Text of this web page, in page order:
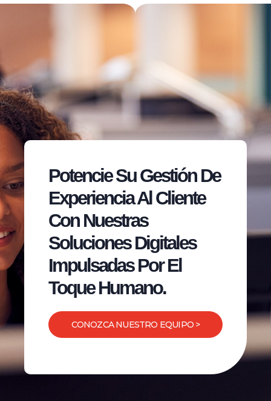
Potencie Su Gestión De
Experiencia Al Cliente
Con Nuestras
Soluciones Digitales
Impulsadas Por El
Toque Humano.
CONOZCA NUESTRO EQUIPO >